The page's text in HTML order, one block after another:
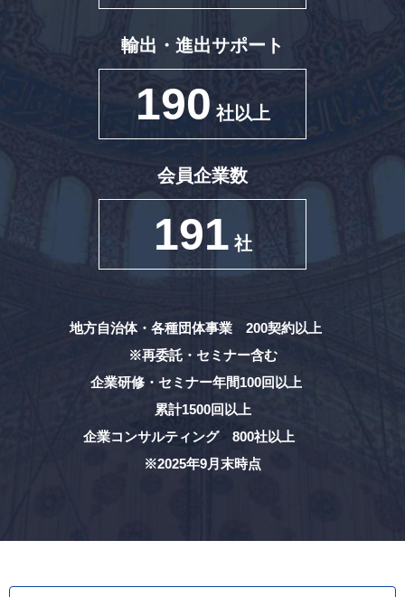
輸出・進出サポート
190 社以上
会員企業数
191 社
地方自治体・各種団体事業 200契約以上
※再委託・セミナー含む
企業研修・セミナー年間100回以上
累計1500回以上
企業コンサルティング 800社以上
※2025年9月末時点